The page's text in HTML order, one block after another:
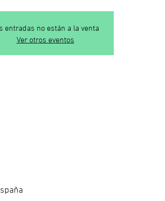
entradas no están a la venta
Ver otros eventos